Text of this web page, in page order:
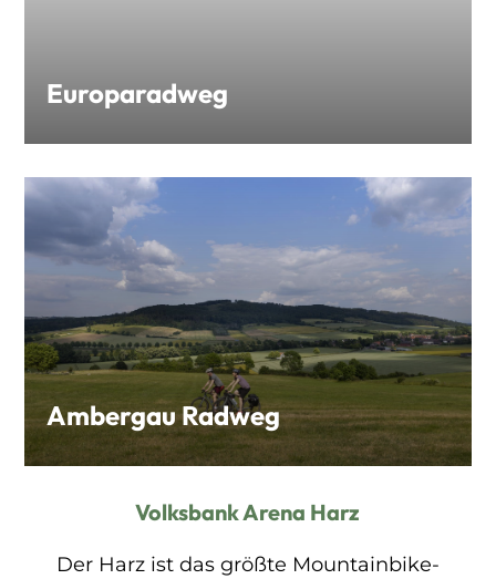
Europaradweg
Ambergau Radweg
Volksbank Arena Harz
Der Harz ist das größte Mountainbike-